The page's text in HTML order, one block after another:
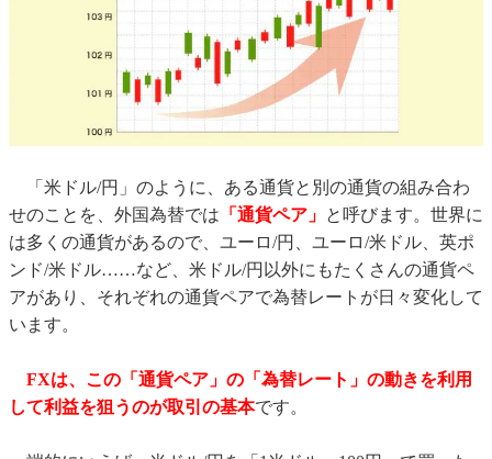
「米ドル/円」のように、ある通貨と別の通貨の組み合わ
せのことを、外国為替では 「通貨ペア」 と呼びます。世界に
は多くの通貨があるので、ユーロ/円、ユーロ/米ドル、英ポ
ンド/米ドル……など、米ドル/円以外にもたくさんの通貨ペ
アがあり、それぞれの通貨ペアで為替レートが日々変化して
います。
FXは、この「通貨ペア」の「為替レート」の動きを利用
して利益を狙うのが取引の基本です。